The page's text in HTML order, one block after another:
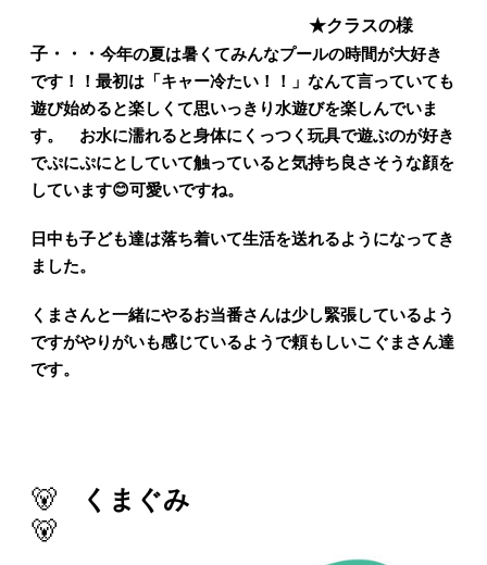
★クラスの様
子・・・ 今年の夏は暑くてみんなプールの時間が大好き
です！！最初は「キャー冷たい！！」なんて言っていても
遊び始めると楽しくて思いっきり水遊びを楽しんでいま
す。 お水に濡れると身体にくっつく玩具で遊ぶのが好き
でぷにぷにとしていて触っていると気持ち良さそうな顔を
しています😊可愛いですね。
日中も子ども達は落ち着いて生活を送れるようになってき
ました。
くまさんと一緒にやるお当番さんは少し緊張しているよう
ですがやりがいも感じているようで頼もしいこぐまさん達
です。
🐻 くまぐみ
🐻